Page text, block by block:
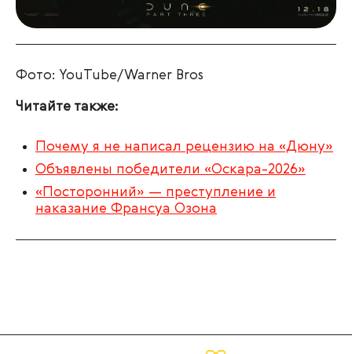
Фото: YouTube/Warner Bros
Читайте также:
Почему я не написал рецензию на «Дюну»
Объявлены победители «Оскара-2026»
«Посторонний» — преступление и
наказание Франсуа Озона